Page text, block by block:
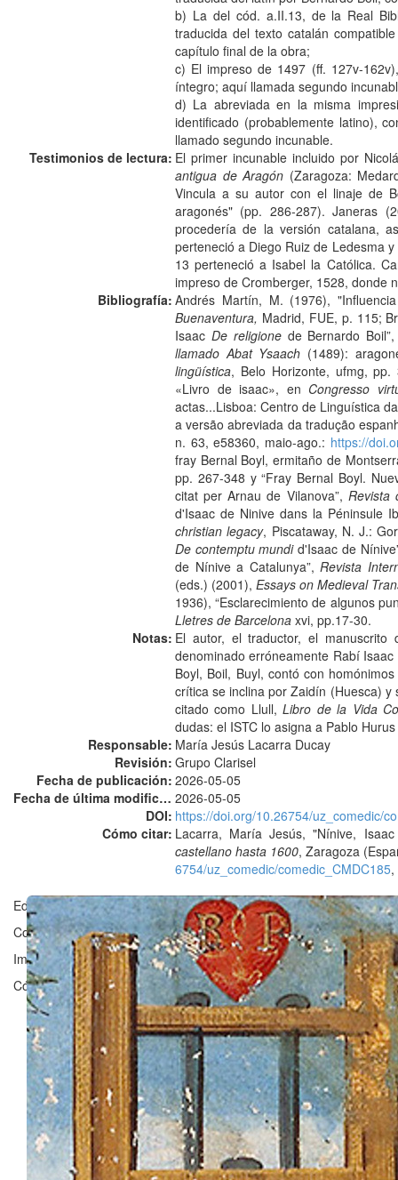
b) La del cód. a.II.13, de la Real
traducida del texto catalán
capítulo final de la obra;
c) El impreso de 1497 (ff. 127v-
íntegro; aquí llamada segundo
d) La abreviada en la misma
identificado (probablemente latino),
llamado segundo incunable.
Testimonios de lectura: El primer incunable incluido por
antigua de Aragón (Zaragoza:
Vincula a su autor con el linaje de
aragonés" (pp. 286-287). Janeras
procedería de la versión catalana,
perteneció a Diego Ruiz de Ledesma
13 perteneció a Isabel la Católica.
impreso de Cromberger, 1528, donde
Bibliografía: Andrés Martín, M. (1976),
Buenaventura, Madrid, FUE, p. 115;
Isaac De religione de Bernardo
llamado Abat Ysaach (1489):
lingüística, Belo Horizonte, ufmg, pp.
«Livro de isaac», en Congresso
actas...Lisboa: Centro de Linguística
a versão abreviada da tradução
n. 63, e58360, maio-ago.: https://
fray Bernal Boyl, ermitaño de
pp. 267-348 y “Fray Bernal Boyl.
citat per Arnau de Vilanova”, Revista
d'Isaac de Ninive dans la Péninsule
christian legacy, Piscataway, N. J.:
De contemptu mundid'Isaac de
de Nínive a Catalunya”,Revista
(eds.) (2001), Essays on Medieval
1936), “Esclarecimiento de algunos
Lletres de Barcelona xvi, pp.17-30.
Notas: El autor, el traductor, el
denominado erróneamente Rabí
Boyl, Boil, Buyl, contó con
crítica se inclina por Zaidín (Huesca)
citado como Llull,Libro de la Vida
dudas: el ISTC lo asigna a Pablo
Responsable: María Jesús Lacarra Ducay
Revisión: Grupo Clarisel
Fecha de publicación: 2026-05-05
Fecha de última modificación: 2026-05-05
DOI: https://doi.org/10.26754/uz_comedic/
Cómo citar: Lacarra, María Jesús, "Nínive,
castellano hasta 1600, Zaragoza
6754/uz_comedic/comedic_CMDC185
Editado en Zaragoza por ©Grupo Clarisel, Universidad de
Contacto:clarisel@unizar.es
Imagen ©Bibliothèque nationale de France
Código licenciado porFergus ReigbajoGNU Affero General Public